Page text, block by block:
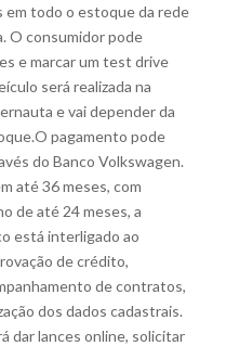
em todo o estoque da rede
O consumidor pode
e marcar um test drive
será realizada na
e vai depender da
pagamento pode
do Banco Volkswagen.
até 36 meses, com
de até 24 meses, a
está interligado ao
de crédito,
de contratos,
dos dados cadastrais.
dar lances online, solicitar